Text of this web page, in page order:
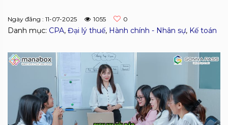
Ngày đăng : 11-07-2025 1055 0
Danh mục: CPA, Đại lý thuế, Hành chính - Nhân sự, Kế toán